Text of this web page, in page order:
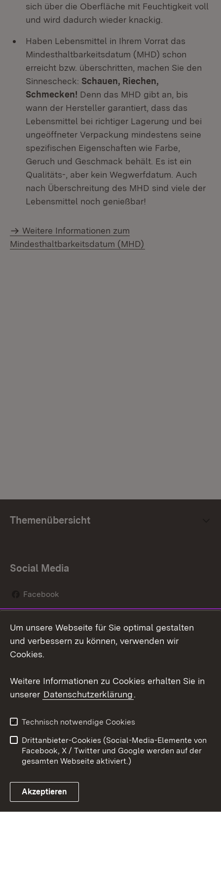
sich über die Oberfläche mit Feuchtigkeit voll
und wird dadurch wieder knackig.
Haben Lebensmittel in Ihrem Vorrat das
Mindesthaltbarkeitsdatum (MHD) schon
erreicht bzw. überschritten, machen Sie den
Sinnescheck: Schauen, Riechen,
Schmecken! Denn das MHD gibt an, bis
wann der Hersteller garantiert, dass das
Lebensmittel bei richtiger Lagerung und bei
ungeöffneter Verpackung mindestens seine
spezifischen Eigenschaften wie Farbe,
Geruch und Geschmack behält. Es ist ein
Qualitäts-, aber kein Wegwerfdatum. Auch
nach Überschreitung des MHD sind viele der
Lebensmittel noch genießbar!
Weitere Informationen zum
Mindesthaltbarkeitsdatum (MHD)
Themenübersicht
Social Media
Facebook
Social Wall
Youtube
Link zum Landesportal
Kontakt
Datenschutz
Barrierefreiheit
Impressum Cookies
Um unsere Webseite für Sie optimal gestalten
und verbessern zu können, verwenden wir
Cookies.
Weitere Informationen zu Cookies erhalten Sie in
unserer Datenschutzerklärung.
Technisch notwendige Cookies
Drittanbieter-Cookies (Social-Media-Elemente von
Facebook, X / Twitter und Google werden auf der
gesamten Webseite aktiviert.)
Akzeptieren